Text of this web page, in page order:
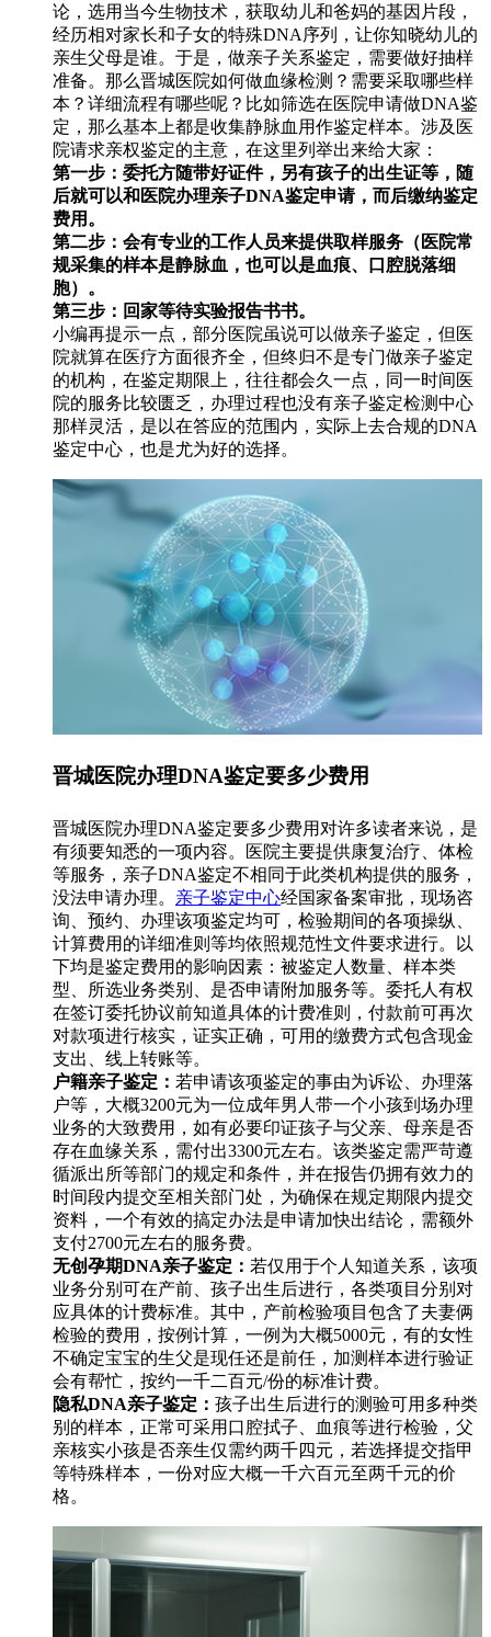
论，选用当今生物技术，获取幼儿和爸妈的基因片段，
经历相对家长和子女的特殊DNA序列，让你知晓幼儿的
亲生父母是谁。于是，做亲子关系鉴定，需要做好抽样
准备。那么晋城医院如何做血缘检测？需要采取哪些样
本？详细流程有哪些呢？比如筛选在医院申请做DNA鉴
定，那么基本上都是收集静脉血用作鉴定样本。涉及医
院请求亲权鉴定的主意，在这里列举出来给大家：
第一步：委托方随带好证件，另有孩子的出生证等，随
后就可以和医院办理亲子DNA鉴定申请，而后缴纳鉴定
费用。
第二步：会有专业的工作人员来提供取样服务（医院常
规采集的样本是静脉血，也可以是血痕、口腔脱落细
胞）。
第三步：回家等待实验报告书书。
小编再提示一点，部分医院虽说可以做亲子鉴定，但医
院就算在医疗方面很齐全，但终归不是专门做亲子鉴定
的机构，在鉴定期限上，往往都会久一点，同一时间医
院的服务比较匮乏，办理过程也没有亲子鉴定检测中心
那样灵活，是以在答应的范围内，实际上去合规的DNA
鉴定中心，也是尤为好的选择。
晋城医院办理DNA鉴定要多少费用
晋城医院办理DNA鉴定要多少费用对许多读者来说，是
有须要知悉的一项内容。医院主要提供康复治疗、体检
等服务，亲子DNA鉴定不相同于此类机构提供的服务，
没法申请办理。 亲子鉴定中心经国家备案审批，现场咨
询、预约、办理该项鉴定均可，检验期间的各项操纵、
计算费用的详细准则等均依照规范性文件要求进行。以
下均是鉴定费用的影响因素：被鉴定人数量、样本类
型、所选业务类别、是否申请附加服务等。委托人有权
在签订委托协议前知道具体的计费准则，付款前可再次
对款项进行核实，证实正确，可用的缴费方式包含现金
支出、线上转账等。
户籍亲子鉴定： 若申请该项鉴定的事由为诉讼、办理落
户等，大概3200元为一位成年男人带一个小孩到场办理
业务的大致费用，如有必要印证孩子与父亲、母亲是否
存在血缘关系，需付出3300元左右。该类鉴定需严苛遵
循派出所等部门的规定和条件，并在报告仍拥有效力的
时间段内提交至相关部门处，为确保在规定期限内提交
资料，一个有效的搞定办法是申请加快出结论，需额外
支付2700元左右的服务费。
无创孕期DNA亲子鉴定： 若仅用于个人知道关系，该项
业务分别可在产前、孩子出生后进行，各类项目分别对
应具体的计费标准。其中，产前检验项目包含了夫妻俩
检验的费用，按例计算，一例为大概5000元，有的女性
不确定宝宝的生父是现任还是前任，加测样本进行验证
会有帮忙，按约一千二百元/份的标准计费。
隐私DNA亲子鉴定： 孩子出生后进行的测验可用多种类
别的样本，正常可采用口腔拭子、血痕等进行检验，父
亲核实小孩是否亲生仅需约两千四元，若选择提交指甲
等特殊样本，一份对应大概一千六百元至两千元的价
格。